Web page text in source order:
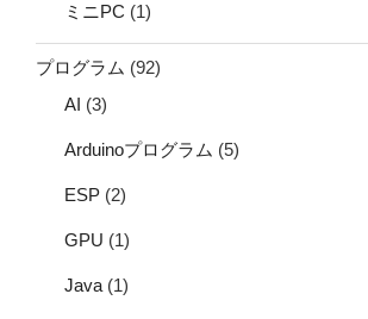
ミニPC (1)
プログラム (92)
AI (3)
Arduinoプログラム (5)
ESP (2)
GPU (1)
Java (1)